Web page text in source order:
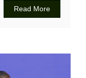
Read More